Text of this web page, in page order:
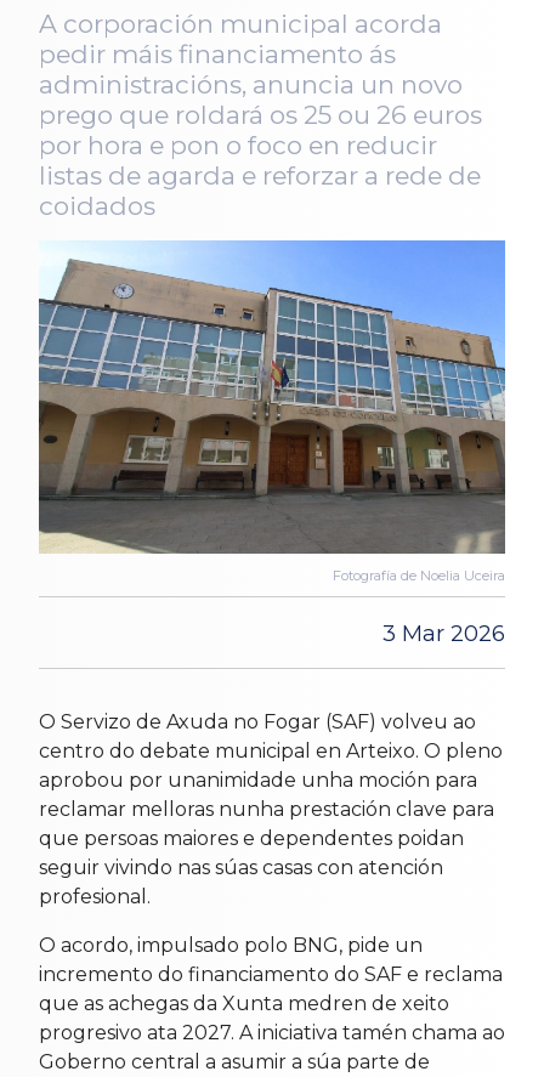
A corporación municipal acorda
pedir máis financiamento ás
administracións, anuncia un novo
prego que roldará os 25 ou 26 euros
por hora e pon o foco en reducir
listas de agarda e reforzar a rede de
coidados
Fotografía de Noelia Uceira
3 Mar 2026
O Servizo de Axuda no Fogar (SAF) volveu ao
centro do debate municipal en Arteixo. O pleno
aprobou por unanimidade unha moción para
reclamar melloras nunha prestación clave para
que persoas maiores e dependentes poidan
seguir vivindo nas súas casas con atención
profesional.
O acordo, impulsado polo BNG, pide un
incremento do financiamento do SAF e reclama
que as achegas da Xunta medren de xeito
progresivo ata 2027. A iniciativa tamén chama ao
Goberno central a asumir a súa parte de